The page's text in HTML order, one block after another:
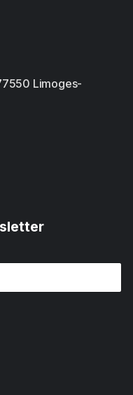
Limoges-